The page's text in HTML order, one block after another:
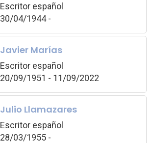
Escritor español
30/04/1944 -
Javier Marías
Escritor español
20/09/1951 - 11/09/2022
Julio Llamazares
Escritor español
28/03/1955 -